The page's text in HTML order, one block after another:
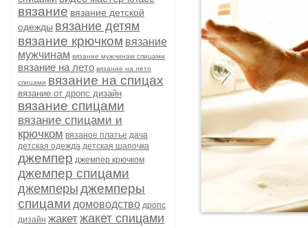
вязание вязание детской
одежды вязание детям
вязание крючком вязание
мужчинам вязание мужчинам спицами
вязание на лето вязание на лето
спицами вязание на спицах
вязание от дропс дизайн
вязание спицами
вязание спицами и
крючком вязаное платье дача
детская одежда детская шапочка
джемпер джемпер крючком
джемпер спицами
джемперы джемперы
спицами домоводство дропс
дизайн жакетжакет спицами